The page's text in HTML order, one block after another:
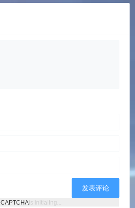
CAPTCHAis initialing...